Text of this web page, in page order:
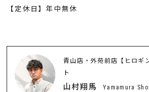
【定休日】年中無休
青山店・外苑前店【ヒロギ
ト
山村翔馬 Yamamura